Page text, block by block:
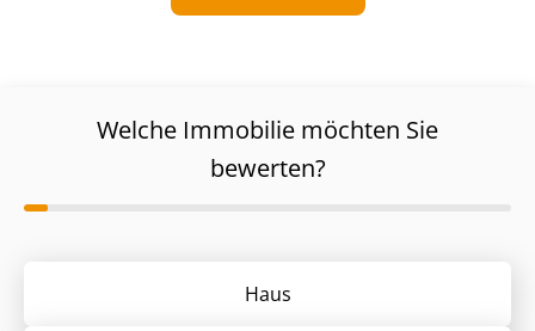
Welche Immobilie möchten Sie
bewerten?
Haus